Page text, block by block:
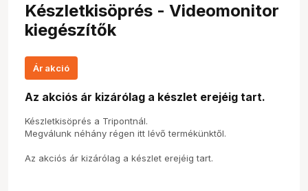
Készletkisöprés - Videomonitor
kiegészítők
Ár akció
Az akciós ár kizárólag a készlet erejéig tart.
Készletkisöprés a Tripontnál.
Megválunk néhány régen itt lévő termékünktől.
Az akciós ár kizárólag a készlet erejéig tart.